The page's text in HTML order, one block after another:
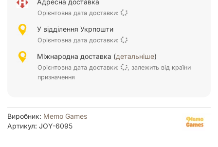
Адресна доставка
Орієнтовна дата доставки:
У відділення Укрпошти
Орієнтовна дата доставки:
Міжнародна доставка (детальніше)
Орієнтовна дата доставки:
, залежить від країни
призначення
Виробник: Memo Games
Артикул: JOY-6095